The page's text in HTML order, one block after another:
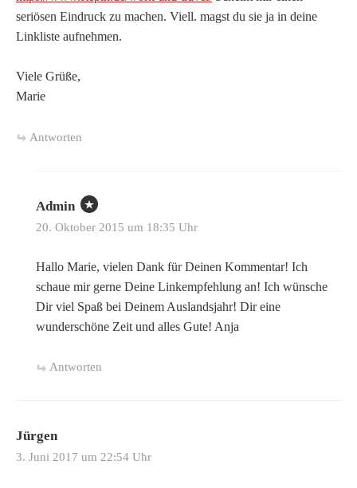
seriösen Eindruck zu machen. Viell. magst du sie ja in deine
Linkliste aufnehmen.
Viele Grüße,
Marie
Antworten
Admin
20. Oktober 2015 um 18:35 Uhr
Hallo Marie, vielen Dank für Deinen Kommentar! Ich
schaue mir gerne Deine Linkempfehlung an! Ich wünsche
Dir viel Spaß bei Deinem Auslandsjahr! Dir eine
wunderschöne Zeit und alles Gute! Anja
Antworten
Jürgen
3. Juni 2017 um 22:54 Uhr